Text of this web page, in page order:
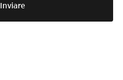
Inviare